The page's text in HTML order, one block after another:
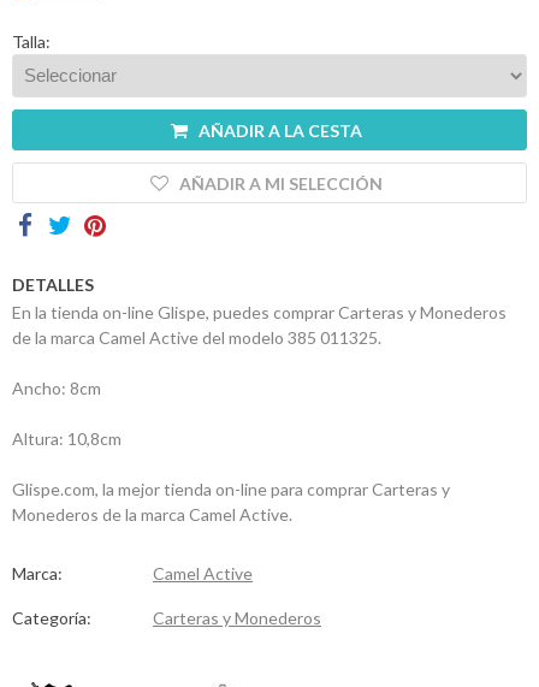
Talla:
AÑADIR A LA CESTA
AÑADIR A MI SELECCIÓN
DETALLES
En la tienda on-line Glispe, puedes comprar Carteras y Monederos
de la marca Camel Active del modelo 385 011325.
Ancho: 8cm
Altura: 10,8cm
Glispe.com, la mejor tienda on-line para comprar Carteras y
Monederos de la marca Camel Active.
Marca: Camel Active
Categoría: Carteras y Monederos